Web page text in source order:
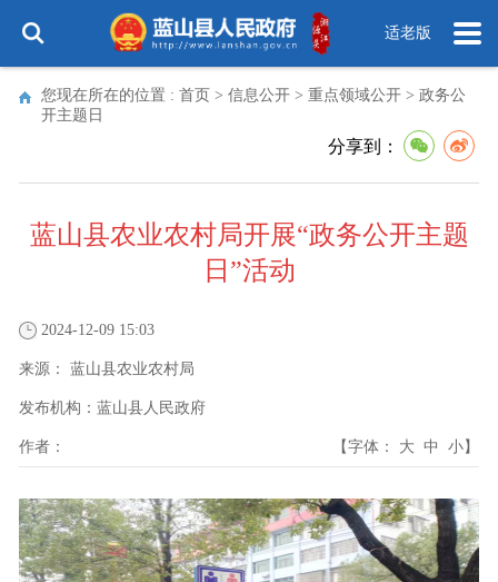
适老版
您现在所在的位置 : 首页 > 信息公开 > 重点领域公开 > 政务公
开主题日
分享到：
蓝山县农业农村局开展“政务公开主题
日”活动
2024-12-09 15:03
来源： 蓝山县农业农村局
发布机构： 蓝山县人民政府
作者： 【字体： 大 中 小】